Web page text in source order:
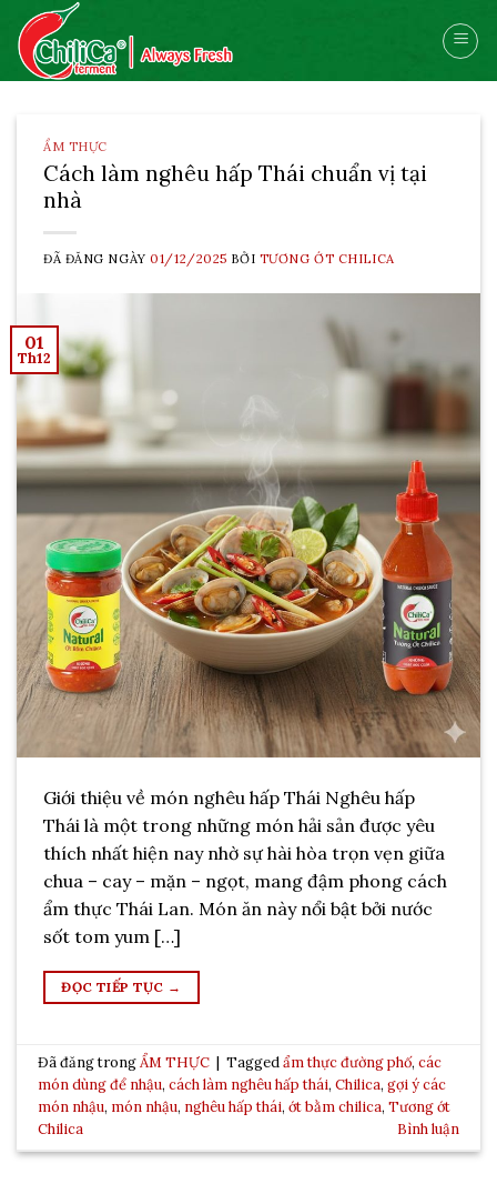
Skip
content
ẨM THỰC
Cách làm nghêu hấp Thái chuẩn vị tại
nhà
ĐÃ ĐĂNG NGÀY01/12/2025 BỞI TƯƠNG ỚT CHILICA
01
Th12
Giới thiệu về món nghêu hấp Thái Nghêu hấp
Thái là một trong những món hải sản được yêu
thích nhất hiện nay nhờ sự hài hòa trọn vẹn giữa
chua – cay – mặn – ngọt, mang đậm phong cách
ẩm thực Thái Lan. Món ăn này nổi bật bởi nước
sốt tom yum […]
ĐỌC TIẾP TỤC →
Đã đăng trongẨM THỰC | Taggedẩm thực đường phố,các
món dùng để nhậu,cách làm nghêu hấp thái,Chilica,gợi ý các
món nhậu, món nhậu, nghêu hấp thái,ớt bằm chilica,Tương ớt
Chilica
Bình luận